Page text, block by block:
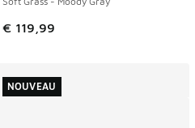
€ 119,99
NOUVEAU